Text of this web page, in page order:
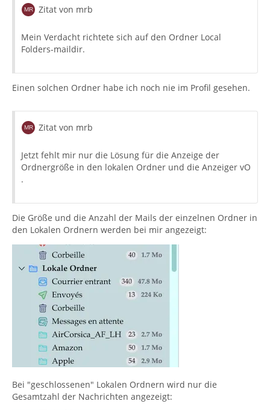
Zitat von mrb
Mein Verdacht richtete sich auf den Ordner Local
Folders-maildir.
Einen solchen Ordner habe ich noch nie im Profil gesehen.
Zitat von mrb
Jetzt fehlt mir nur die Lösung für die Anzeige der
Ordnergröße in den lokalen Ordner und die Anzeiger vO
.
Die Größe und die Anzahl der Mails der einzelnen Ordner in
den Lokalen Ordnern werden bei mir angezeigt:
Bei "geschlossenen" Lokalen Ordnern wird nur die
Gesamtzahl der Nachrichten angezeigt: